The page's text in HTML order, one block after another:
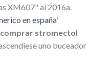
XM607" al 2016a.
en españa’
stromectol
uno buceador